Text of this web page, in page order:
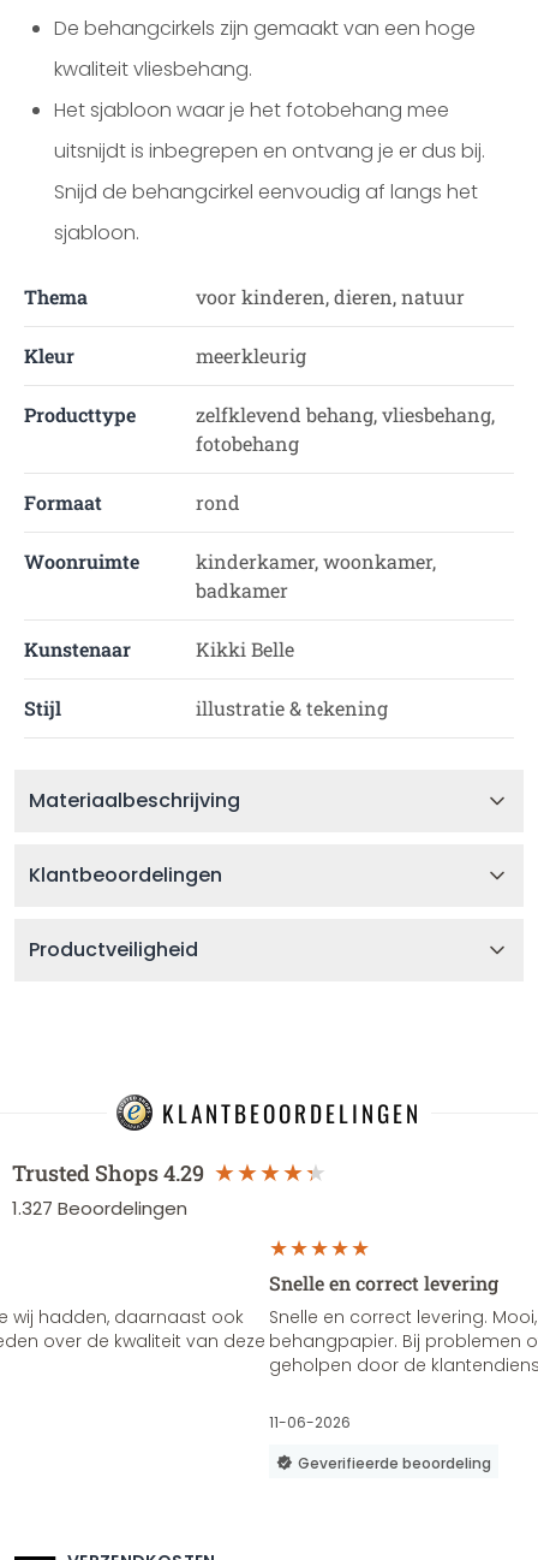
De behangcirkels zijn gemaakt van een hoge
kwaliteit vliesbehang.
Het sjabloon waar je het fotobehang mee
uitsnijdt is inbegrepen en ontvang je er dus bij.
Snijd de behangcirkel eenvoudig af langs het
sjabloon.
Thema voor kinderen, dieren, natuur
Kleur meerkleurig
Producttype
zelfklevend behang, vliesbehang,
fotobehang
Formaat rond
Woonruimte
kinderkamer, woonkamer,
badkamer
Kunstenaar Kikki Belle
Stijl illustratie & tekening
Materiaalbeschrijving
Klantbeoordelingen
Productveiligheid
KLANTBEOORDELINGEN
Trusted Shops4.29
1.327 Beoordelingen
wij hadden, daarnaast ook
over de kwaliteit van deze
Snelle en correct levering
Snelle en correct levering.
behangpapier. Bij problemen
geholpen door de
11-06-2026
Geverifieerde beoordeling